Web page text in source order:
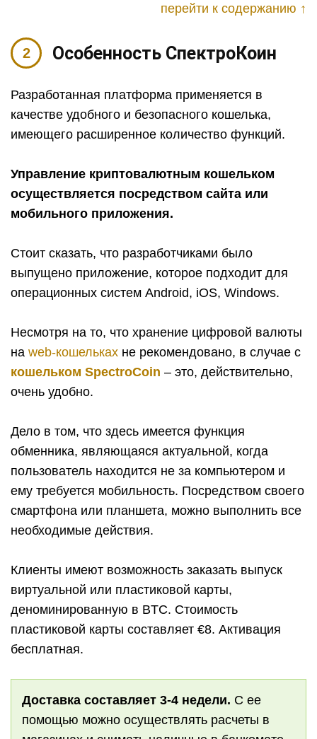
перейти к содержанию ↑
Особенность СпектроКоин
Разработанная платформа применяется в
качестве удобного и безопасного кошелька,
имеющего расширенное количество функций.
Управление криптовалютным кошельком
осуществляется посредством сайта или
мобильного приложения.
Стоит сказать, что разработчиками было
выпущено приложение, которое подходит для
операционных систем Android, iOS, Windows.
Несмотря на то, что хранение цифровой валюты
на web-кошельках не рекомендовано, в случае с
кошельком SpectroCoin – это, действительно,
очень удобно.
Дело в том, что здесь имеется функция
обменника, являющаяся актуальной, когда
пользователь находится не за компьютером и
ему требуется мобильность. Посредством своего
смартфона или планшета, можно выполнить все
необходимые действия.
Клиенты имеют возможность заказать выпуск
виртуальной или пластиковой карты,
деноминированную в BTC. Стоимость
пластиковой карты составляет €8. Активация
бесплатная.
Доставка составляет 3-4 недели. С ее
помощью можно осуществлять расчеты в